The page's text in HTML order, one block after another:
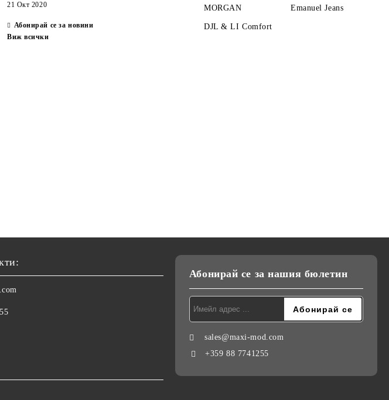
21 Окт 2020
Абонирай се за новини
Виж всички
MORGAN Emanuel Jeans
DJL & LI Comfort
Абонирай се за нашия бюлетин
sales@maxi-mod.com
+359 88 7741255